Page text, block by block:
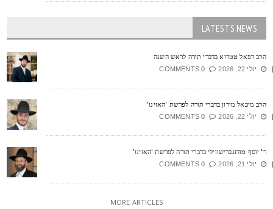
LATESTS NEWS
רפאל טטרוא בדברי תורה לראש השנה
יולי 22, 2026 0 COMMENTS
מיכאל מירון בדברי תורה לפרשת 'האזינו'
יולי 22, 2026 0 COMMENTS
יוסף מודזגברישווילי בדברי תורה לפרשת 'האזינו'
יולי 21, 2026 0 COMMENTS
MORE ARTICLES